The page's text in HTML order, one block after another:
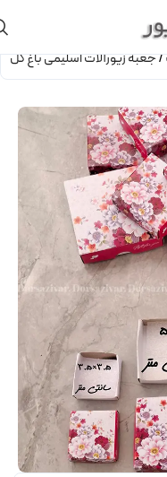
/جعبه زیورآلات اسلیمی باغ گل